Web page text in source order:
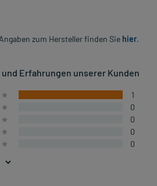
zum Hersteller finden Sie hier.
Erfahrungen unserer Kunden
1
0
0
0
0